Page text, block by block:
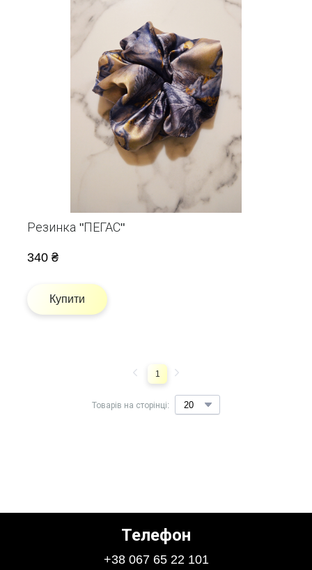
Резинка "ПЕГАС"
340 ₴
Купити
Товарів на сторінці:
1
Телефон
+38 067 65 22 101